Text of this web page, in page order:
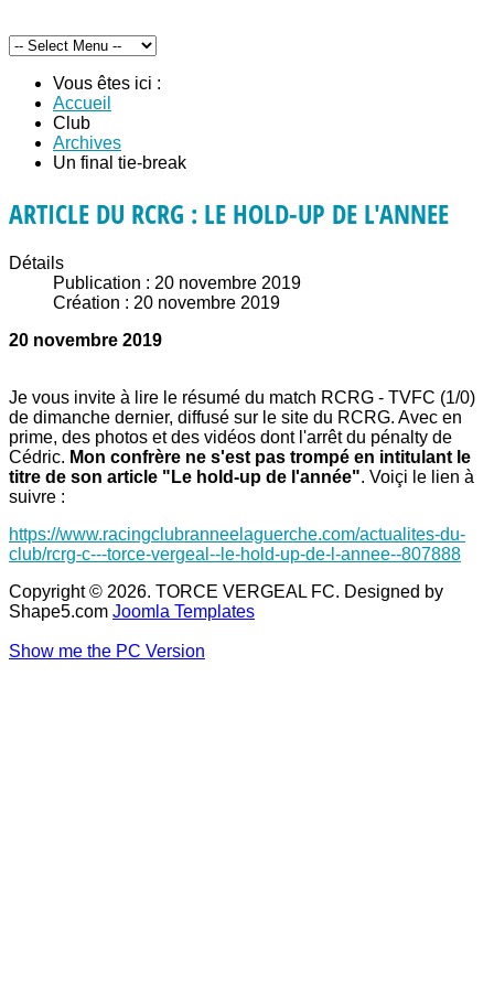
Vous êtes ici :
Accueil
Club
Archives
Un final tie-break
ARTICLE DU RCRG : LE HOLD-UP DE L'ANNEE
Détails
Publication : 20 novembre 2019
Création : 20 novembre 2019
20 novembre 2019
Je vous invite à lire le résumé du match RCRG - TVFC (1/0)
de dimanche dernier, diffusé sur le site du RCRG. Avec en
prime, des photos et des vidéos dont l'arrêt du pénalty de
Cédric. Mon confrère ne s'est pas trompé en intitulant le
titre de son article "Le hold-up de l'année". Voiçi le lien à
suivre :
https://www.racingclubranneelaguerche.com/actualites-du-
club/rcrg-c---torce-vergeal--le-hold-up-de-l-annee--807888
Copyright © 2026. TORCE VERGEAL FC. Designed by
Shape5.com Joomla Templates
Show me the PC Version